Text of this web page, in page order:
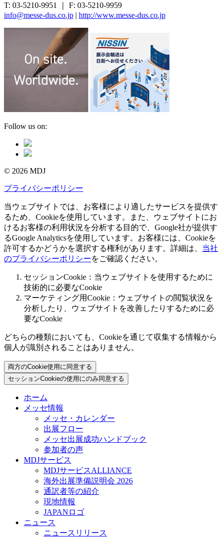
T: 03-5210-9951 ｜ F: 03-5210-9959
info@messe-dus.co.jp | http://www.messe-dus.co.jp
Follow us on:
© 2026 MDJ
プライバシーポリシー
当ウェブサイトでは、お客様により適したサービスを提供す
るため、Cookieを使用しています。また、ウェブサイトにお
けるお客様の利用状況を分析する目的で、Google社が提供す
るGoogle Analyticsを使用しています。お客様には、Cookieを
許可するかどうかを選択する権利があります。詳細は、 当社
のプライバシーポリシーをご確認ください。
セッションCookie：当ウェブサイトを使用するために
技術的に必要なCookie
マーケティング用Cookie：ウェブサイトの閲覧状況を
分析したり、ウェブサイトを改善したりするために必
要なCookie
どちらの種類においても、Cookieを通じて収集する情報から
個人が識別されることはありません。
両方のCookie使用に同意する
セッションCookieの使用にのみ同意する
ホーム
メッセ情報
メッセ・カレンダー
出展フロー
メッセ出展成功ハンドブック
参加者の声
MDJサービス
MDJサービスALLIANCE
海外出展準備説明会 2026
通訳者等の紹介
現地情報
JAPANロゴ
ニュース
ニュースリリース